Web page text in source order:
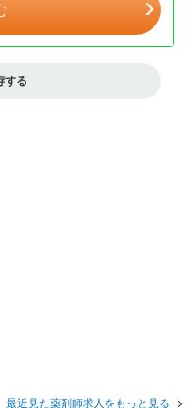
する
最近見た薬剤師求人をもっと見る